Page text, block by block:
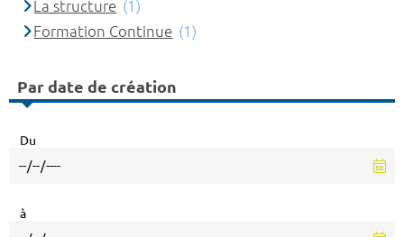
La structure (1)
Formation Continue (1)
Par date de création
Du
à